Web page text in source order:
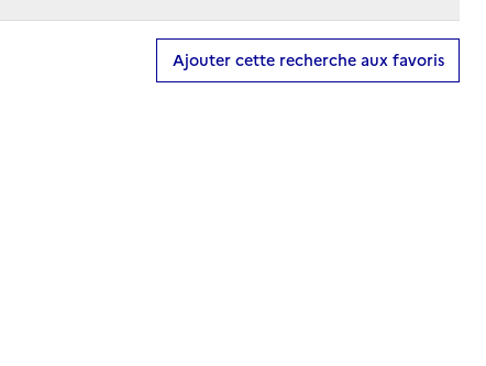
Ajouter cette recherche aux favoris